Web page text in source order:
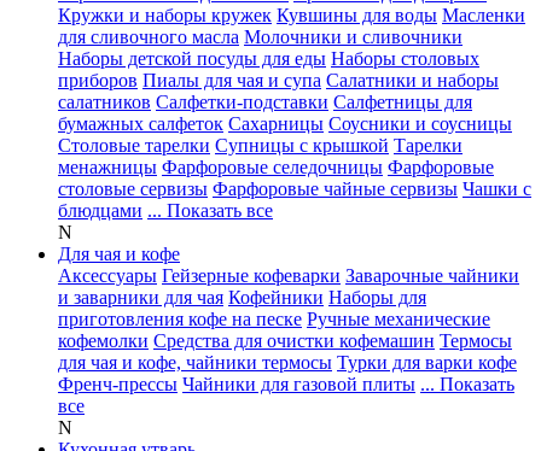
Кружки и наборы кружек Кувшины для воды Масленки
для сливочного масла Молочники и сливочники
Наборы детской посуды для еды Наборы столовых
приборов Пиалы для чая и супа Салатники и наборы
салатников Салфетки-подставки Салфетницы для
бумажных салфеток Сахарницы Соусники и соусницы
Столовые тарелки Супницы с крышкой Тарелки
менажницы Фарфоровые селедочницы Фарфоровые
столовые сервизы Фарфоровые чайные сервизы Чашки с
блюдцами ... Показать все
N
Для чая и кофе
Аксессуары Гейзерные кофеварки Заварочные чайники
и заварники для чая Кофейники Наборы для
приготовления кофе на песке Ручные механические
кофемолки Средства для очистки кофемашин Термосы
для чая и кофе, чайники термосы Турки для варки кофе
Френч-прессы Чайники для газовой плиты ... Показать
все
N